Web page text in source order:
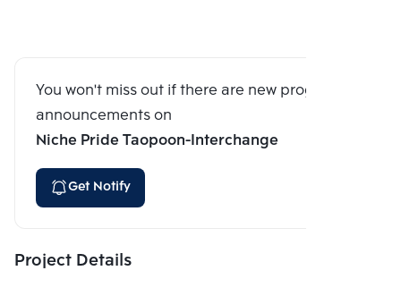
You won't miss out if there are new program
announcements on
Niche Pride Taopoon-Interchange
Get Notify
Project Details